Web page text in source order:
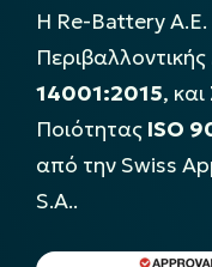
Η Re-Battery
Περιβαλλοντικής
14001:2015,
Ποιότητας ISO
από την Swiss
S.A..